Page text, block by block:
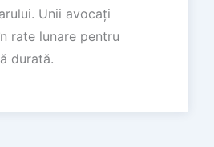
Unii avocați
rate lunare pentru
durată.